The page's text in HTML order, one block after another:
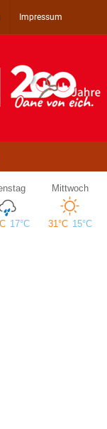
Impressum